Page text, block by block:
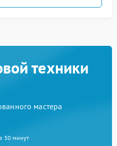
техники
мастера
30 минут